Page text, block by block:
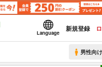
Language
新規登録
男性向け